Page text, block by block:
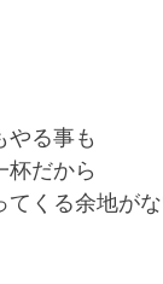
やる事も
杯だから
くる余地がな